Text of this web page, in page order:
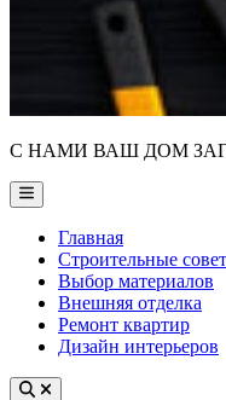
С НАМИ ВАШ ДОМ
Main
Menu
Главная
Строительные
Выбор материалов
Внешняя отделка
Ремонт квартир
Дизайн интерьеров